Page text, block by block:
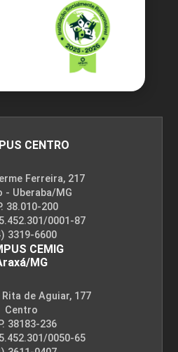
CENTRO
Ferreira, 217
- Uberaba/MG
38.010-200
0001-87
3319-6600
CEMIG
MG
Rita de Aguiar, 177
Centro
38183-236
0050-65